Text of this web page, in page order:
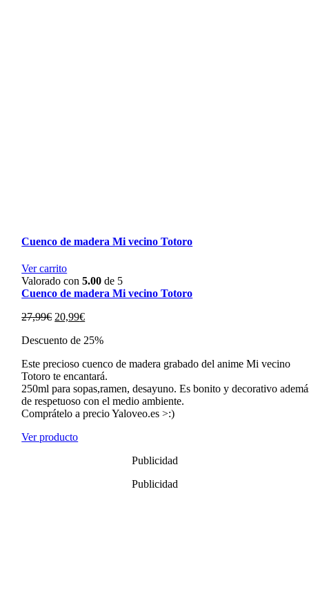
Cuenco de madera Mi vecino Totoro
Ver carrito
Valorado con5.00 de 5
Cuenco de madera Mi vecino Totoro
27,99€ El
original
27,99€.
20,99€El
actual
20,99€.
Descuento de 25%
Este precioso cuenco de madera grabado del anime Mi vecino
Totoro te encantará.
250ml para sopas,ramen, desayuno. Es bonito y decorativo
de respetuoso con el medio ambiente.
Comprátelo a precio Yaloveo.es >:)
Ver producto
Publicidad
Publicidad